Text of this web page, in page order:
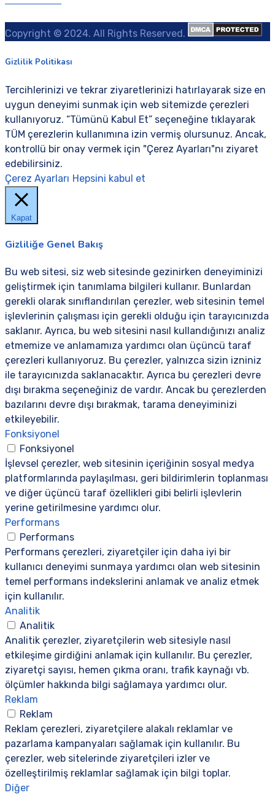
Copyright © 2024. All Rights Reserved.
Gizlilik Politikası
Tercihlerinizi ve tekrar ziyaretlerinizi hatırlayarak size en
uygun deneyimi sunmak için web sitemizde çerezleri
kullanıyoruz. “Tümünü Kabul Et” seçeneğine tıklayarak
TÜM çerezlerin kullanımına izin vermiş olursunuz. Ancak,
kontrollü bir onay vermek için "Çerez Ayarları"nı ziyaret
edebilirsiniz.
Çerez Ayarları Hepsini kabul et
Kapat
Gizliliğe Genel Bakış
Bu web sitesi, siz web sitesinde gezinirken deneyiminizi
geliştirmek için tanımlama bilgileri kullanır. Bunlardan
gerekli olarak sınıflandırılan çerezler, web sitesinin temel
işlevlerinin çalışması için gerekli olduğu için tarayıcınızda
saklanır. Ayrıca, bu web sitesini nasıl kullandığınızı analiz
etmemize ve anlamamıza yardımcı olan üçüncü taraf
çerezleri kullanıyoruz. Bu çerezler, yalnızca sizin izniniz
ile tarayıcınızda saklanacaktır. Ayrıca bu çerezleri devre
dışı bırakma seçeneğiniz de vardır. Ancak bu çerezlerden
bazılarını devre dışı bırakmak, tarama deneyiminizi
etkileyebilir.
Fonksiyonel
Fonksiyonel
İşlevsel çerezler, web sitesinin içeriğinin sosyal medya
platformlarında paylaşılması, geri bildirimlerin toplanması
ve diğer üçüncü taraf özellikleri gibi belirli işlevlerin
yerine getirilmesine yardımcı olur.
Performans
Performans
Performans çerezleri, ziyaretçiler için daha iyi bir
kullanıcı deneyimi sunmaya yardımcı olan web sitesinin
temel performans indekslerini anlamak ve analiz etmek
için kullanılır.
Analitik
Analitik
Analitik çerezler, ziyaretçilerin web sitesiyle nasıl
etkileşime girdiğini anlamak için kullanılır. Bu çerezler,
ziyaretçi sayısı, hemen çıkma oranı, trafik kaynağı vb.
ölçümler hakkında bilgi sağlamaya yardımcı olur.
Reklam
Reklam
Reklam çerezleri, ziyaretçilere alakalı reklamlar ve
pazarlama kampanyaları sağlamak için kullanılır. Bu
çerezler, web sitelerinde ziyaretçileri izler ve
özelleştirilmiş reklamlar sağlamak için bilgi toplar.
Diğer